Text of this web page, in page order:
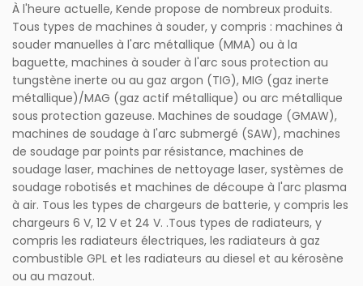
À l'heure actuelle, Kende propose de nombreux produits.
Tous types de machines à souder, y compris : machines à
souder manuelles à l'arc métallique (MMA) ou à la
baguette, machines à souder à l'arc sous protection au
tungstène inerte ou au gaz argon (TIG), MIG (gaz inerte
métallique)/MAG (gaz actif métallique) ou arc métallique
sous protection gazeuse. Machines de soudage (GMAW),
machines de soudage à l'arc submergé (SAW), machines
de soudage par points par résistance, machines de
soudage laser, machines de nettoyage laser, systèmes de
soudage robotisés et machines de découpe à l'arc plasma
à air. Tous les types de chargeurs de batterie, y compris les
chargeurs 6 V, 12 V et 24 V. .Tous types de radiateurs, y
compris les radiateurs électriques, les radiateurs à gaz
combustible GPL et les radiateurs au diesel et au kérosène
ou au mazout.